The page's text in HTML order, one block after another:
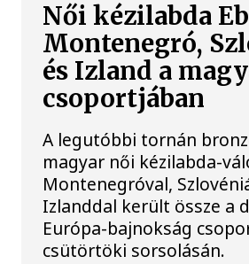
Női kézilabda
Montenegró,
és Izland a
csoportjában
A legutóbbi tornán
magyar női kézilabda-
Montenegróval,
Izlanddal került össze a
Európa-bajnokság
csütörtöki sorsolásán.